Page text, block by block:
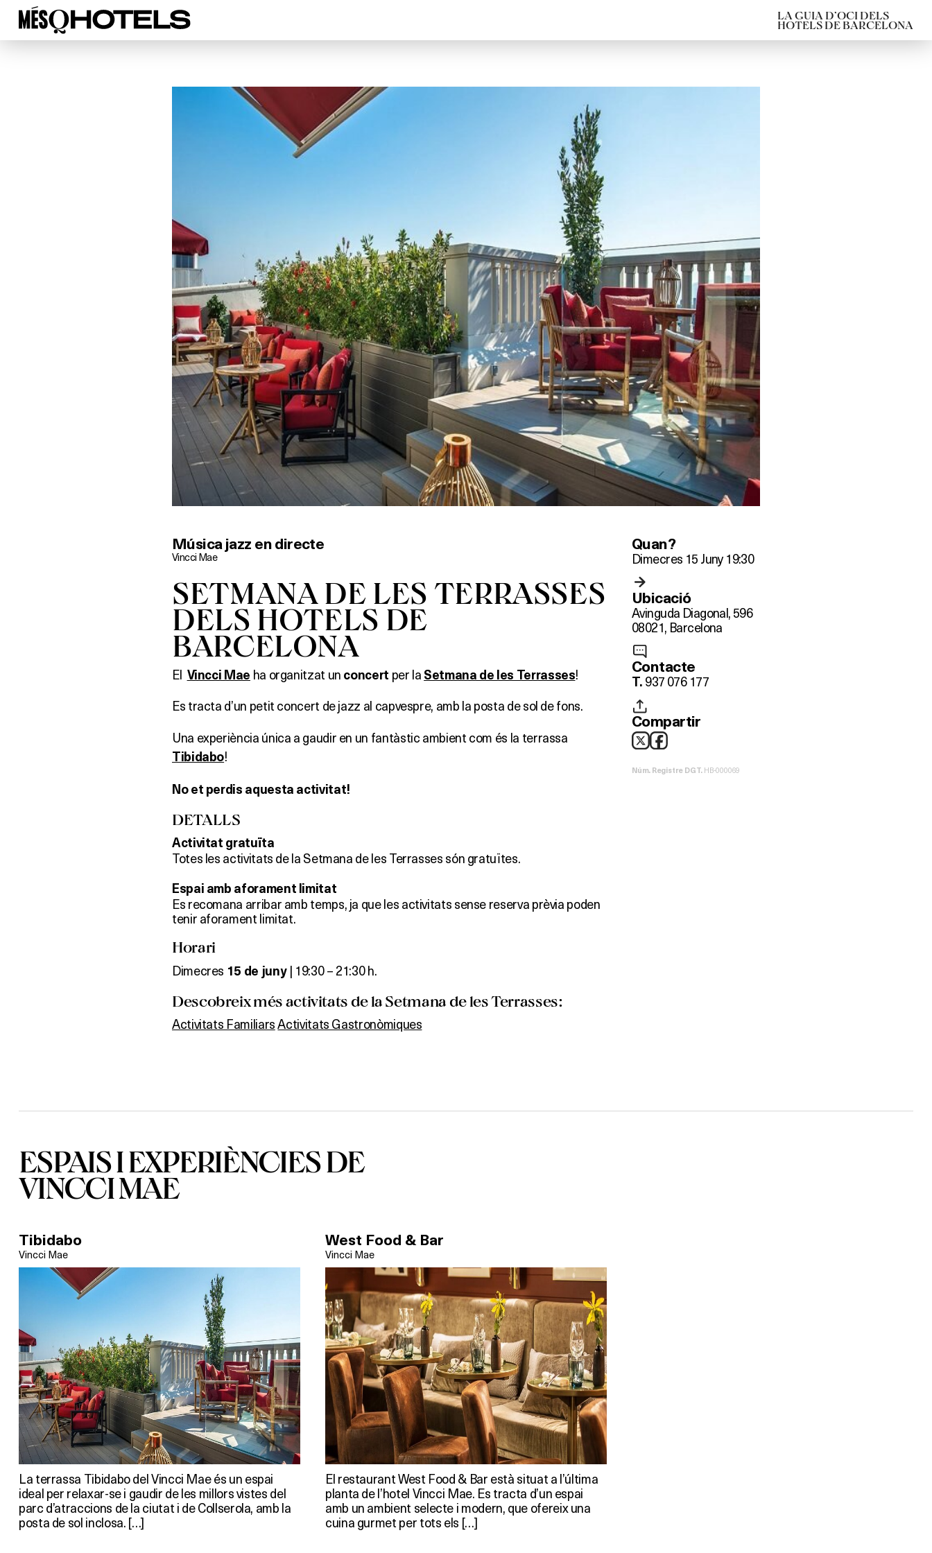
LA GUIA D’OCI DELS
HOTELS DE BARCELONA
Música jazz en directe
Vincci Mae
SETMANA DE LES TERRASSES
DELS HOTELS DE
BARCELONA
El Vincci Mae ha organitzat un concert per la Setmana de les Terrasses!
Es tracta d’un petit concert de jazz al capvespre, amb la posta de sol de fons.
Una experiència única a gaudir en un fantàstic ambient com és la terrassa
Tibidabo!
No et perdis aquesta activitat!
DETALLS
Activitat gratuïta
Totes les activitats de la Setmana de les Terrasses són gratuïtes.
Espai amb aforament limitat
Es recomana arribar amb temps, ja que les activitats sense reserva prèvia poden
tenir aforament limitat.
Horari
Dimecres 15 de juny| 19:30 – 21:30 h.
Descobreix més activitats de la Setmana de les Terrasses:
Activitats FamiliarsActivitats Gastronòmiques
Quan?
Dimecres 15 Juny 19:30
Ubicació
Avinguda Diagonal, 596
08021, Barcelona
Contacte
T. 937 076 177
Compartir
Núm. Registre DGT. HB-000069
ESPAIS I EXPERIÈNCIES DE
VINCCI MAE
Tibidabo
Vincci Mae
La terrassa Tibidabo del Vincci Mae és un espai
ideal per relaxar-se i gaudir de les millors vistes del
parc d’atraccions de la ciutat i de Collserola, amb la
posta de sol inclosa. […]
West Food & Bar
Vincci Mae
El restaurant West Food & Bar està situat a l’última
planta de l’hotel Vincci Mae. Es tracta d’un espai
amb un ambient selecte i modern, que ofereix una
cuina gurmet per tots els […]